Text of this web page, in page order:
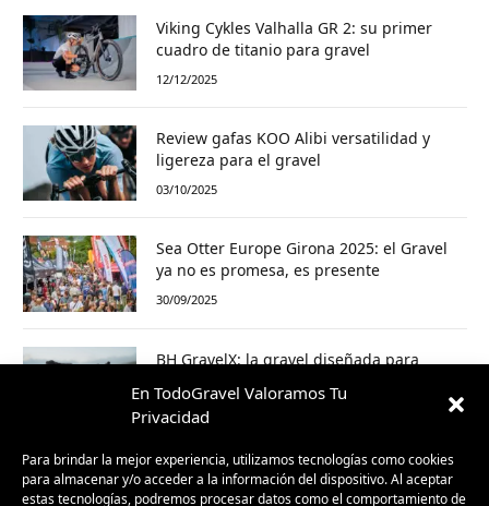
En TodoGravel Valoramos Tu
Privacidad
Para brindar la mejor experiencia, utilizamos tecnologías como cookies
para almacenar y/o acceder a la información del dispositivo. Al aceptar
estas tecnologías, podremos procesar datos como el comportamiento de
Viking Cykles Valhalla GR 2: su primer
cuadro de titanio para gravel
12/12/2025
Review gafas KOO Alibi versatilidad y
ligereza para el gravel
03/10/2025
Sea Otter Europe Girona 2025: el Gravel
ya no es promesa, es presente
30/09/2025
BH GravelX: la gravel diseñada para
23/09/2025